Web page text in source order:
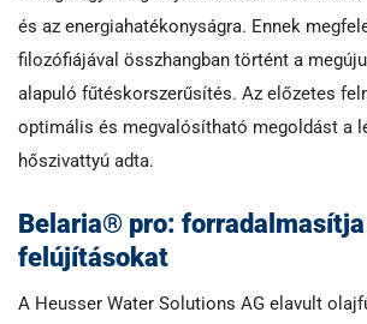
és az energiahatékonyságra. Ennek
filozófiájával összhangban történt a
alapuló fűtéskorszerűsítés. Az előzetes
optimális és megvalósítható megoldást a
hőszivattyú adta.
Belaria® pro: forradalmasítja
felújításokat
A Heusser Water Solutions AG elavult